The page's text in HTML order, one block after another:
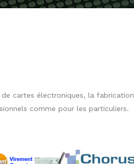
cartes électroniques, la fabrication
comme pour les particuliers.